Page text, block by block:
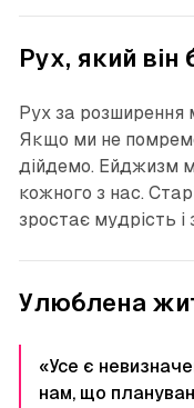
Рух, який він
Рух за розширення
Якщо ми не
дійдемо. Ейджизм
кожного з нас.
зростає мудрість
Улюблена
«Усе є
нам, що